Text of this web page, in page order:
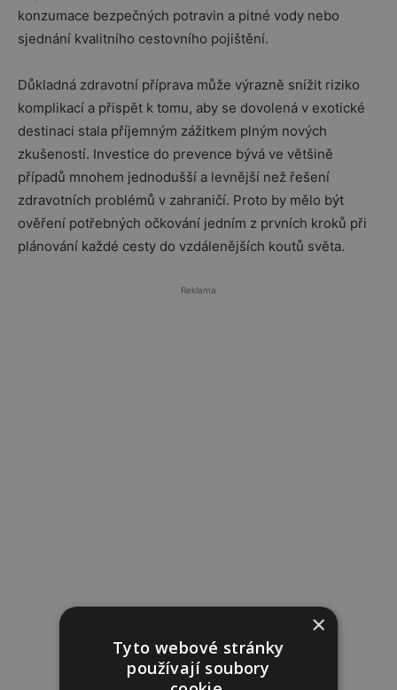
konzumace bezpečných potravin a pitné vody nebo
sjednání kvalitního cestovního pojištění.
Důkladná zdravotní příprava může výrazně snížit riziko
komplikací a přispět k tomu, aby se dovolená v exotické
destinaci stala příjemným zážitkem plným nových
zkušeností. Investice do prevence bývá ve většině
případů mnohem jednodušší a levnější než řešení
zdravotních problémů v zahraničí. Proto by mělo být
ověření potřebných očkování jedním z prvních kroků při
plánování každé cesty do vzdálenějších koutů světa.
Reklama
×
Tyto webové stránky
používají soubory